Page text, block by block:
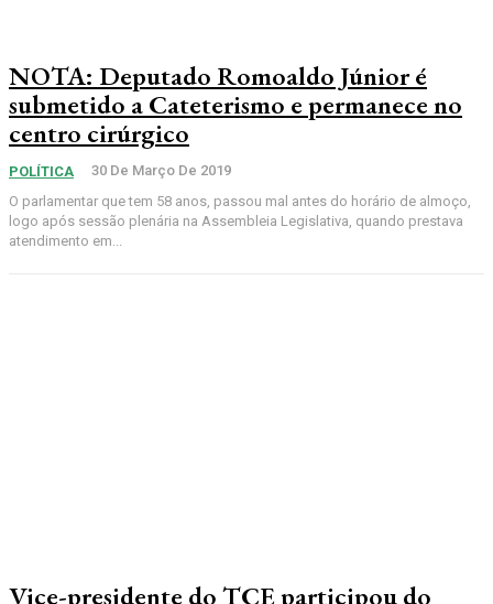
NOTA: Deputado Romoaldo Júnior é
submetido a Cateterismo e permanece no
centro cirúrgico
POLÍTICA
30 De Março De 2019
O parlamentar que tem 58 anos, passou mal antes do horário de almoço,
logo após sessão plenária na Assembleia Legislativa, quando prestava
atendimento em...
Vice-presidente do TCE participou do